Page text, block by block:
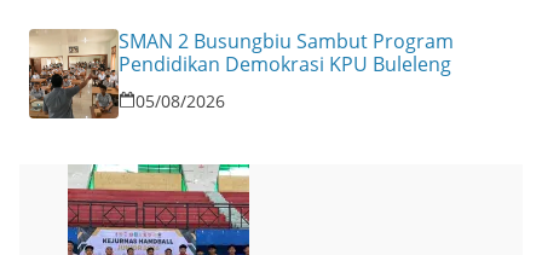
SMAN 2 Busungbiu Sambut Program
Pendidikan Demokrasi KPU Buleleng
05/08/2026